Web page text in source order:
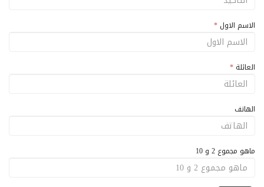
الاسم الاول *
العائلة *
الهاتف
ماهو مجموع 2 و 10